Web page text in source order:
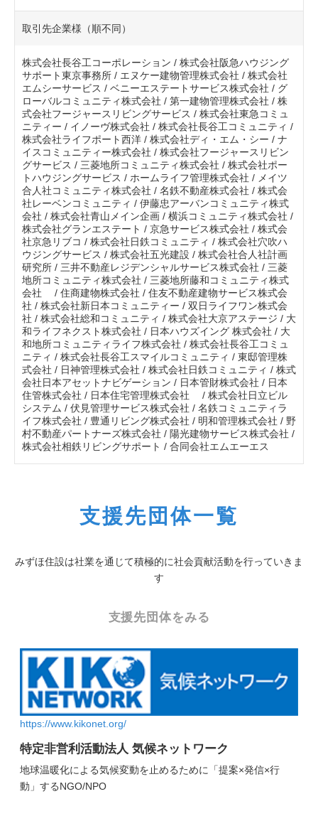
取引先企業様（順不同）
株式会社長谷工コーポレーション / 株式会社阪急ハウジング
サポート東京事務所 / エヌケー建物管理株式会社 / 株式会社
エムシーサービス / ベニーエステートサービス株式会社 / グ
ローバルコミュニティ株式会社 / 第一建物管理株式会社 / 株
式会社フージャースリビングサービス / 株式会社東急コミュ
ニティー / イノーヴ株式会社 / 株式会社長谷工コミュニティ /
株式会社ライフポート西洋 / 株式会社ディ・エム・シー / ナ
イスコミュニティー株式会社 / 株式会社フージャースリビン
グサービス / 三菱地所コミュニティ株式会社 / 株式会社ポー
トハウジングサービス / ホームライフ管理株式会社 / メイツ
合人社コミュニティ株式会社 / 名鉄不動産株式会社 / 株式会
社レーベンコミュニティ / 伊藤忠アーバンコミュニティ株式
会社 / 株式会社青山メイン企画 / 横浜コミュニティ株式会社 /
株式会社グランエステート / 京急サービス株式会社 / 株式会
社京急リブコ / 株式会社日鉄コミュニティ / 株式会社穴吹ハ
ウジングサービス / 株式会社五光建設 / 株式会社合人社計画
研究所 / 三井不動産レジデンシャルサービス株式会社 / 三菱
地所コミュニティ株式会社 / 三菱地所藤和コミュニティ株式
会社 / 住商建物株式会社 / 住友不動産建物サービス株式会
社 / 株式会社新日本コミュニティー / 双日ライフワン株式会
社 / 株式会社総和コミュニティ / 株式会社大京アステージ / 大
和ライフネクスト株式会社 / 日本ハウズイング 株式会社 / 大
和地所コミュニティライフ株式会社 / 株式会社長谷工コミュ
ニティ / 株式会社長谷工スマイルコミュニティ / 東邸管理株
式会社 / 日神管理株式会社 / 株式会社日鉄コミュニティ / 株式
会社日本アセットナビゲーション / 日本管財株式会社 / 日本
住管株式会社 / 日本住宅管理株式会社 / 株式会社日立ビル
システム / 伏見管理サービス株式会社 / 名鉄コミュニティラ
イフ株式会社 / 豊通リビング株式会社 / 明和管理株式会社 / 野
村不動産パートナーズ株式会社 / 陽光建物サービス株式会社 /
株式会社相鉄リビングサポート / 合同会社エムエーエス
支援先団体一覧
みずほ住設は社業を通じて積極的に社会貢献活動を行っていきま
す
支援先団体をみる
https://www.kikonet.org/
特定非営利活動法人 気候ネットワーク
地球温暖化による気候変動を止めるために「提案×発信×行
動」するNGO/NPO